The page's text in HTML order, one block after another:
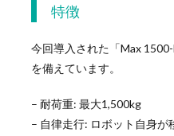
特徴
今回導入された「Max
を備えています。
– 耐荷重: 最大1,500kg
– 自律走行: ロボット自身